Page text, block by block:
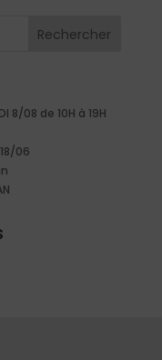
Rechercher
8/08 de 10H à 19H
06